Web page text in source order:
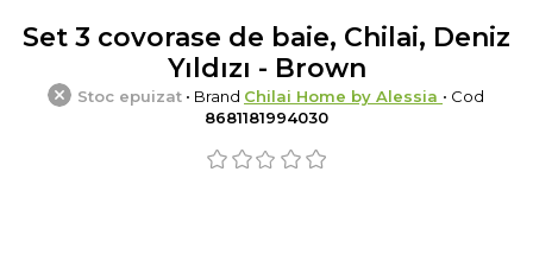
Set 3 covorase de baie, Chilai, Deniz
Yıldızı - Brown
Stoc epuizat • Brand Chilai Home by Alessia • Cod
8681181994030